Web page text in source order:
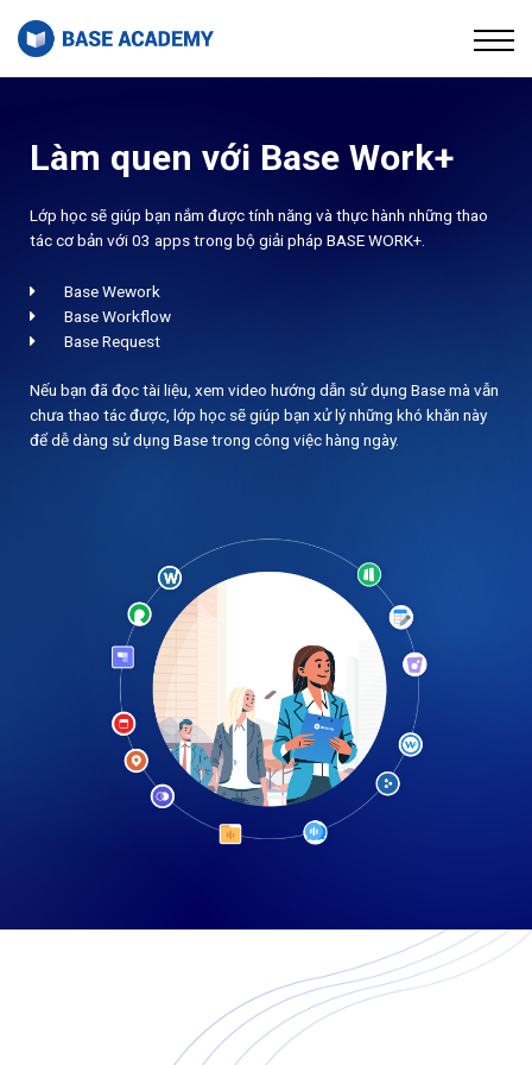
Về chúng tôi
Đăng nhập
Làm quen với Base Work+
Lớp học sẽ giúp bạn nắm được tính năng và thực hành những thao
tác cơ bản với 03 apps trong bộ giải pháp BASE WORK+.
Base Wework
Base Workflow
Base Request
Nếu bạn đã đọc tài liệu, xem video hướng dẫn sử dụng Base mà vẫn
chưa thao tác được, lớp học sẽ giúp bạn xử lý những khó khăn này
để dễ dàng sử dụng Base trong công việc hàng ngày.